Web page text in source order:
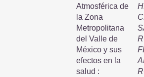
Atmosférica de
la Zona
Metropolitana
del Valle de
México y sus
efectos en la
salud :